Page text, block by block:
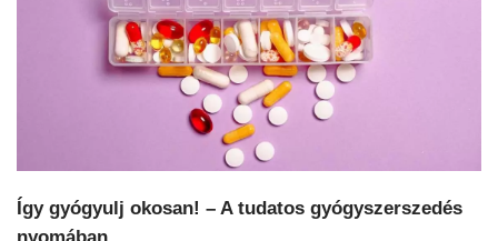
Így gyógyulj okosan! – A tudatos gyógyszerszedés
nyomában